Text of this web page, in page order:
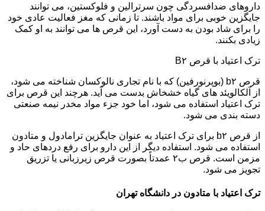
داروهای ضدافسردگی چون سرترالین و فلوکستین، می توانند
جایگزین خوبی برای مواد باشند. تا زمانی که مغز فعالیت عادی خود
را برای شاد بودن به دست آورد، این قرص ها می توانند به او کمک
زیادی بکنند.
ترک اعتیاد با قرص B۲
قرص b۲ (بوپرنورفین) که با نام تجاری نالوکسان شناخته می شود،
از آلکالویئد های گیاه خشخاش بدست می آید. هرچند این قرص برای
ترک اعتیاد استفاده می شود، اما خود جزء مواد مخدر نیمه صنعتی
دسته بندی می شود.
از قرص b۲ برای ترک اعتیاد به عنوان جایگزین ترامادول و متادون
استفاده می شود. استفاده دیگر از این دارو برای رفع دردهای حاد و
مزمن است. قرص ب۲ عمدتاً بصورت قرص زیرزبانی یا تزریق
تجویز می شود.
ترک اعتیاد با متادون در دانشگاه تهران